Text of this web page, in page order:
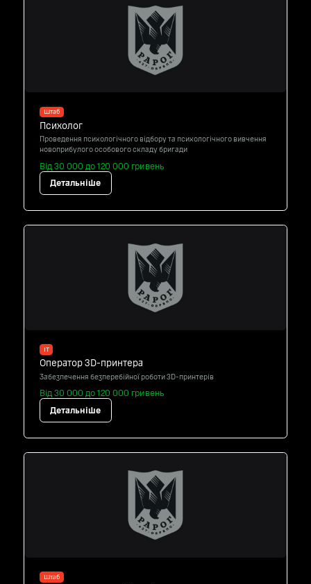
Штаб
Психолог
Проведення психологічного відбору та психологічного вивчення
новоприбулого особового складу бригади
Від 30 000 до 120 000 гривень
Детальніше
IT
Оператор 3D-принтера
Забезпечення безперебійної роботи 3D-принтерів
Від 30 000 до 120 000 гривень
Детальніше
Штаб